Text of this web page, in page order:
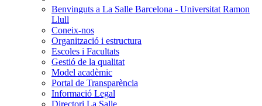
Benvinguts a La Salle Barcelona - Universitat Ramon
Llull
Coneix-nos
Organització i estructura
Escoles i Facultats
Gestió de la qualitat
Model acadèmic
Portal de Transparència
Informació Legal
Directori La Salle